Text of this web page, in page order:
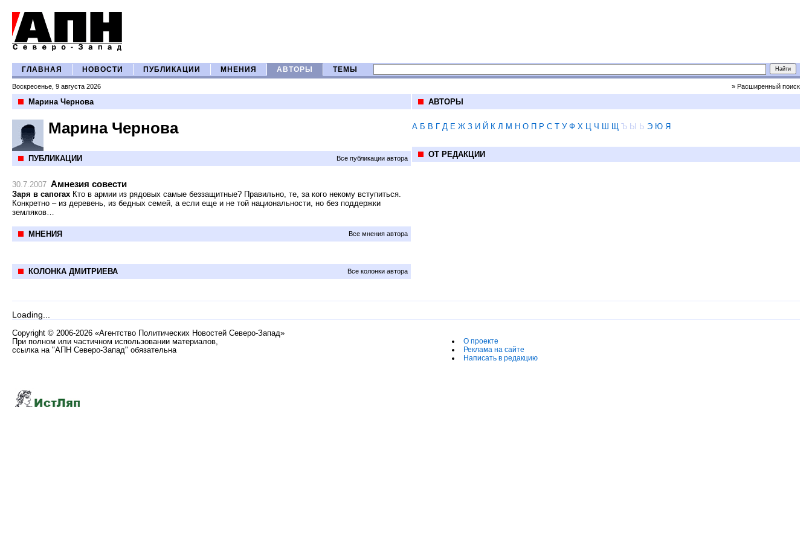
ГЛАВНАЯ НОВОСТИ ПУБЛИКАЦИИ МНЕНИЯ АВТОРЫ ТЕМЫ
Воскресенье, 9 августа 2026 » Расширенный поиск
Марина Чернова
Марина Чернова
ПУБЛИКАЦИИ Все публикации автора
30.7.2007 Амнезия совести
Заря в сапогах Кто в армии из рядовых самые беззащитные? Правильно, те, за кого некому вступиться.
Конкретно – из деревень, из бедных семей, а если еще и не той национальности, но без поддержки
земляков…
МНЕНИЯ Все мнения автора
КОЛОНКА ДМИТРИЕВА Все колонки автора
АВТОРЫ
А Б В Г Д Е Ж З И Й К Л М Н О П Р С Т У Ф Х Ц Ч Ш Щ Ъ Ы Ь Э Ю Я
ОТ РЕДАКЦИИ
Loading...
Copyright © 2006-2026 «Агентство Политических Новостей Северо-Запад»
При полном или частичном использовании материалов,
ссылка на "АПН Северо-Запад" обязательна
О проекте
Реклама на сайте
Написать в редакцию